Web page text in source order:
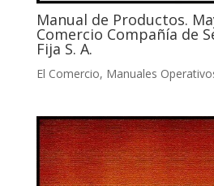
Manual de Productos.
Comercio Compañía de
Fija S. A.
El Comercio, Manuales